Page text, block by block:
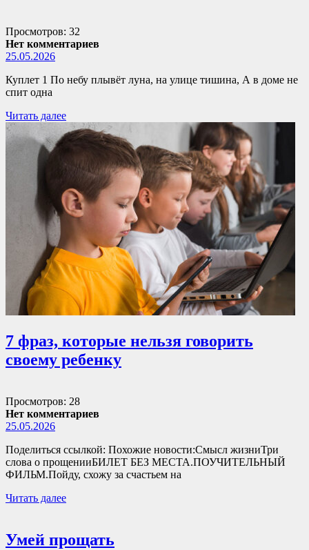
Просмотров: 32
Нет комментариев
25.05.2026
Куплет 1 По небу плывёт луна, на улице тишина, А в доме не
спит одна
Читать далее
7 фраз, которые нельзя говорить
своему ребенку
Просмотров: 28
Нет комментариев
25.05.2026
Поделиться ссылкой: Похожие новости:Смысл жизниТри
слова о прощенииБИЛЕТ БЕЗ МЕСТА.ПОУЧИТЕЛЬНЫЙ
ФИЛЬМ.Пойду, схожу за счастьем на
Читать далее
Умей прощать